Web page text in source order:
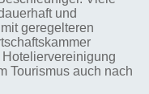
und
geregelteren
Tourismus auch nach